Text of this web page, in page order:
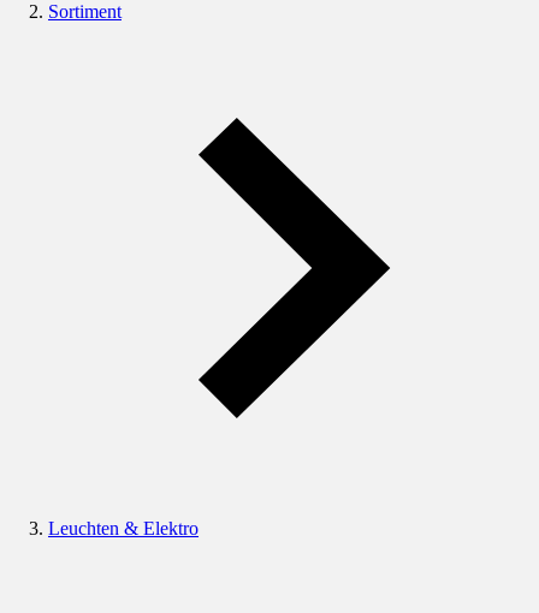
Sortiment
Leuchten & Elektro